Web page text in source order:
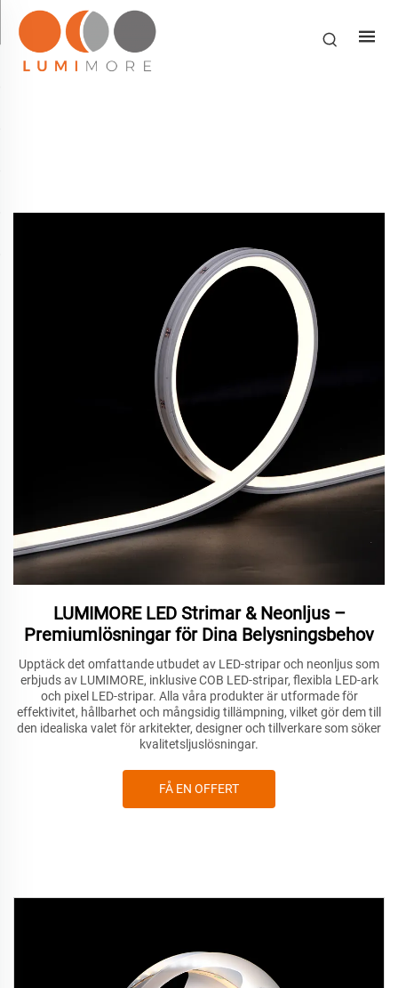
LUMIMORE LED Strimar & Neonljus –
Premiumlösningar för Dina Belysningsbehov
Upptäck det omfattande utbudet av LED-stripar och neonljus som
erbjuds av LUMIMORE, inklusive COB LED-stripar, flexibla LED-ark
och pixel LED-stripar. Alla våra produkter är utformade för
effektivitet, hållbarhet och mångsidig tillämpning, vilket gör dem till
den idealiska valet för arkitekter, designer och tillverkare som söker
kvalitetsljuslösningar.
FÅ EN OFFERT